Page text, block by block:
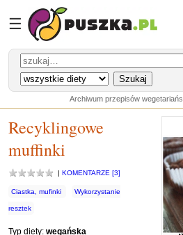
☰
Archiwum przepisów
Recyklingowe
muffinki
| KOMENTARZE [3]
Ciastka, mufinki Wykorzystanie
resztek
Typ diety: wegańska